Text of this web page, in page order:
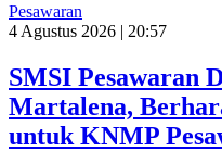
Pesawaran
4 Agustus 2026 | 20:57
SMSI Pesawaran
Martalena,
untuk KNMP